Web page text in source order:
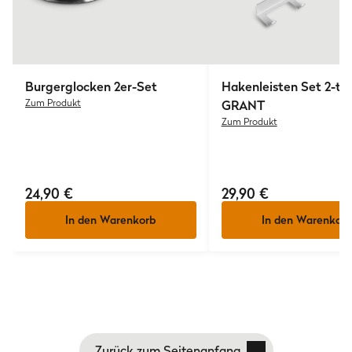
Burgerglocken 2er-Set
Zum Produkt
24,90 €
In den Warenkorb
Hakenleisten Set 2-
GRANT
Zum Produkt
29,90 €
In den Warenkorb